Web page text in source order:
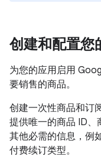
创建和配置您
为您的应用启用
要销售的商品。
创建一次性商品和订
提供唯一的商品 ID、
其他必需的信息，例
付费续订类型。